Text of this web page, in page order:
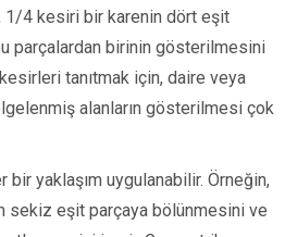
1/4 kesiri bir karenin dört eşit
parçalardan birinin gösterilmesini
tanıtmak için, daire veya
alanların gösterilmesi çok
yaklaşım uygulanabilir. Örneğin,
eşit parçaya bölünmesini ve